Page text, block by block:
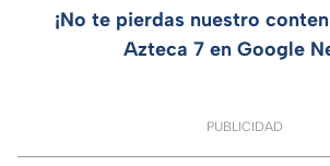
¡No te pierdas nuestro
Azteca 7 en Google
PUBLICIDAD